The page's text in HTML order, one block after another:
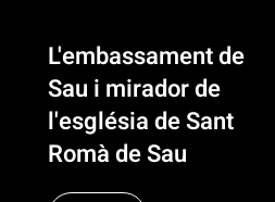
L'embassament de
Sau i mirador de
l'església de Sant
Romà de Sau